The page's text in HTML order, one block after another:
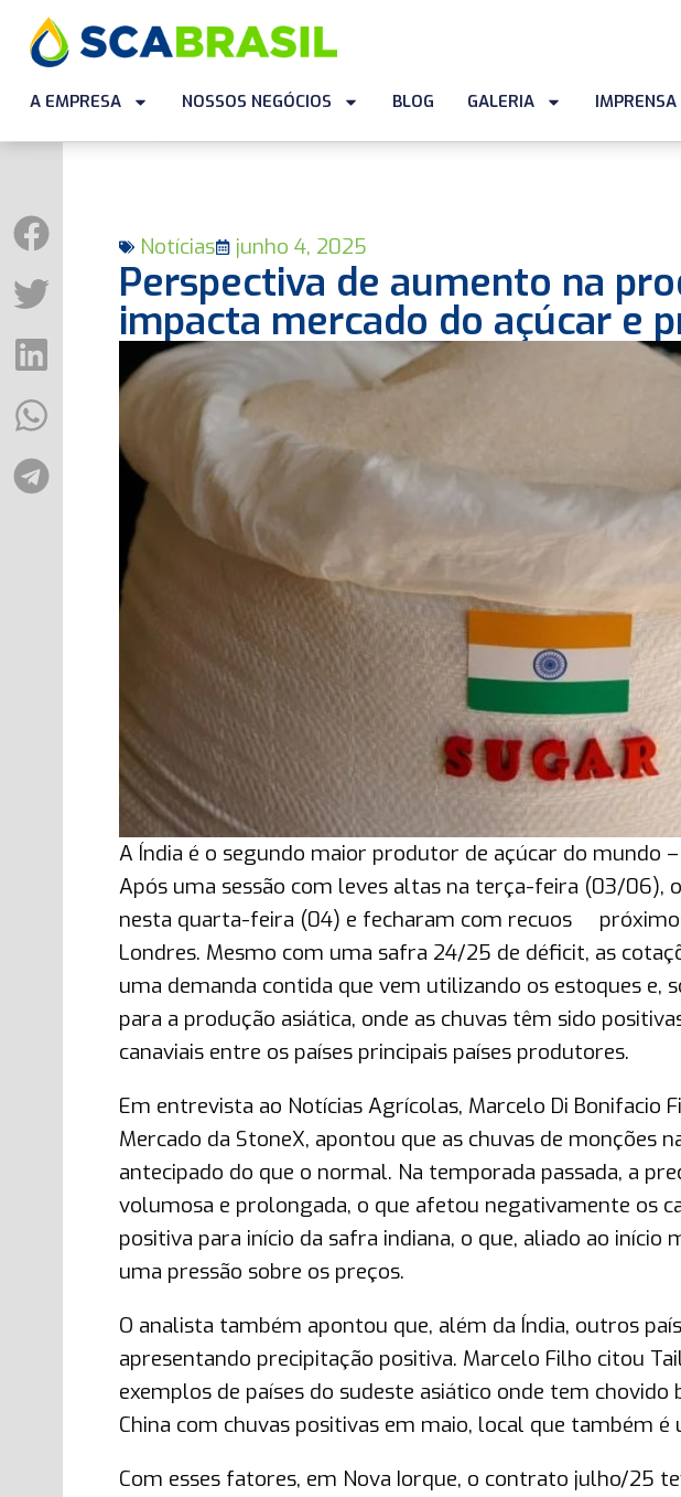
A EMPRESA NOSSOS NEGÓCIOS BLOG GALERIA IMPRENSA
Notícias junho 4, 2025
Perspectiva de aumento na
impacta mercado do açúcar e
A Índia é o segundo maior produtor de açúcar do mundo
Após uma sessão com leves altas na terça-feira (03/06),
nesta quarta-feira (04) e fecharam com recuos próximos
Londres. Mesmo com uma safra 24/25 de déficit, as
uma demanda contida que vem utilizando os estoques e,
para a produção asiática, onde as chuvas têm sido
canaviais entre os países principais países produtores.
Em entrevista ao Notícias Agrícolas, Marcelo Di Bonifacio
Mercado da StoneX, apontou que as chuvas de monções
antecipado do que o normal. Na temporada passada, a
volumosa e prolongada, o que afetou negativamente os
positiva para início da safra indiana, o que, aliado ao início
uma pressão sobre os preços.
O analista também apontou que, além da Índia, outros
apresentando precipitação positiva. Marcelo Filho citou
exemplos de países do sudeste asiático onde tem chovido
China com chuvas positivas em maio, local que também
Com esses fatores, em Nova Iorque, o contrato julho/25